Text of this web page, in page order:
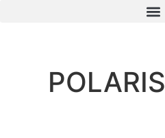
קמין חשמלי POLARIS